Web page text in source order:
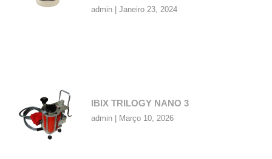
admin Janeiro 23, 2024
IBIX TRILOGY NANO 3
admin Março 10, 2026